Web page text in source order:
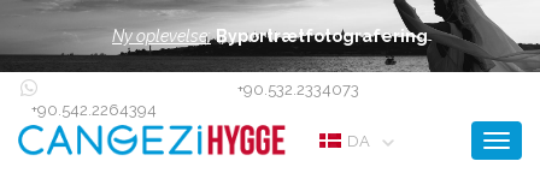
Ny oplevelse: Byportrætfotografering
+90.542.2264394
+90.532.2334073
DA